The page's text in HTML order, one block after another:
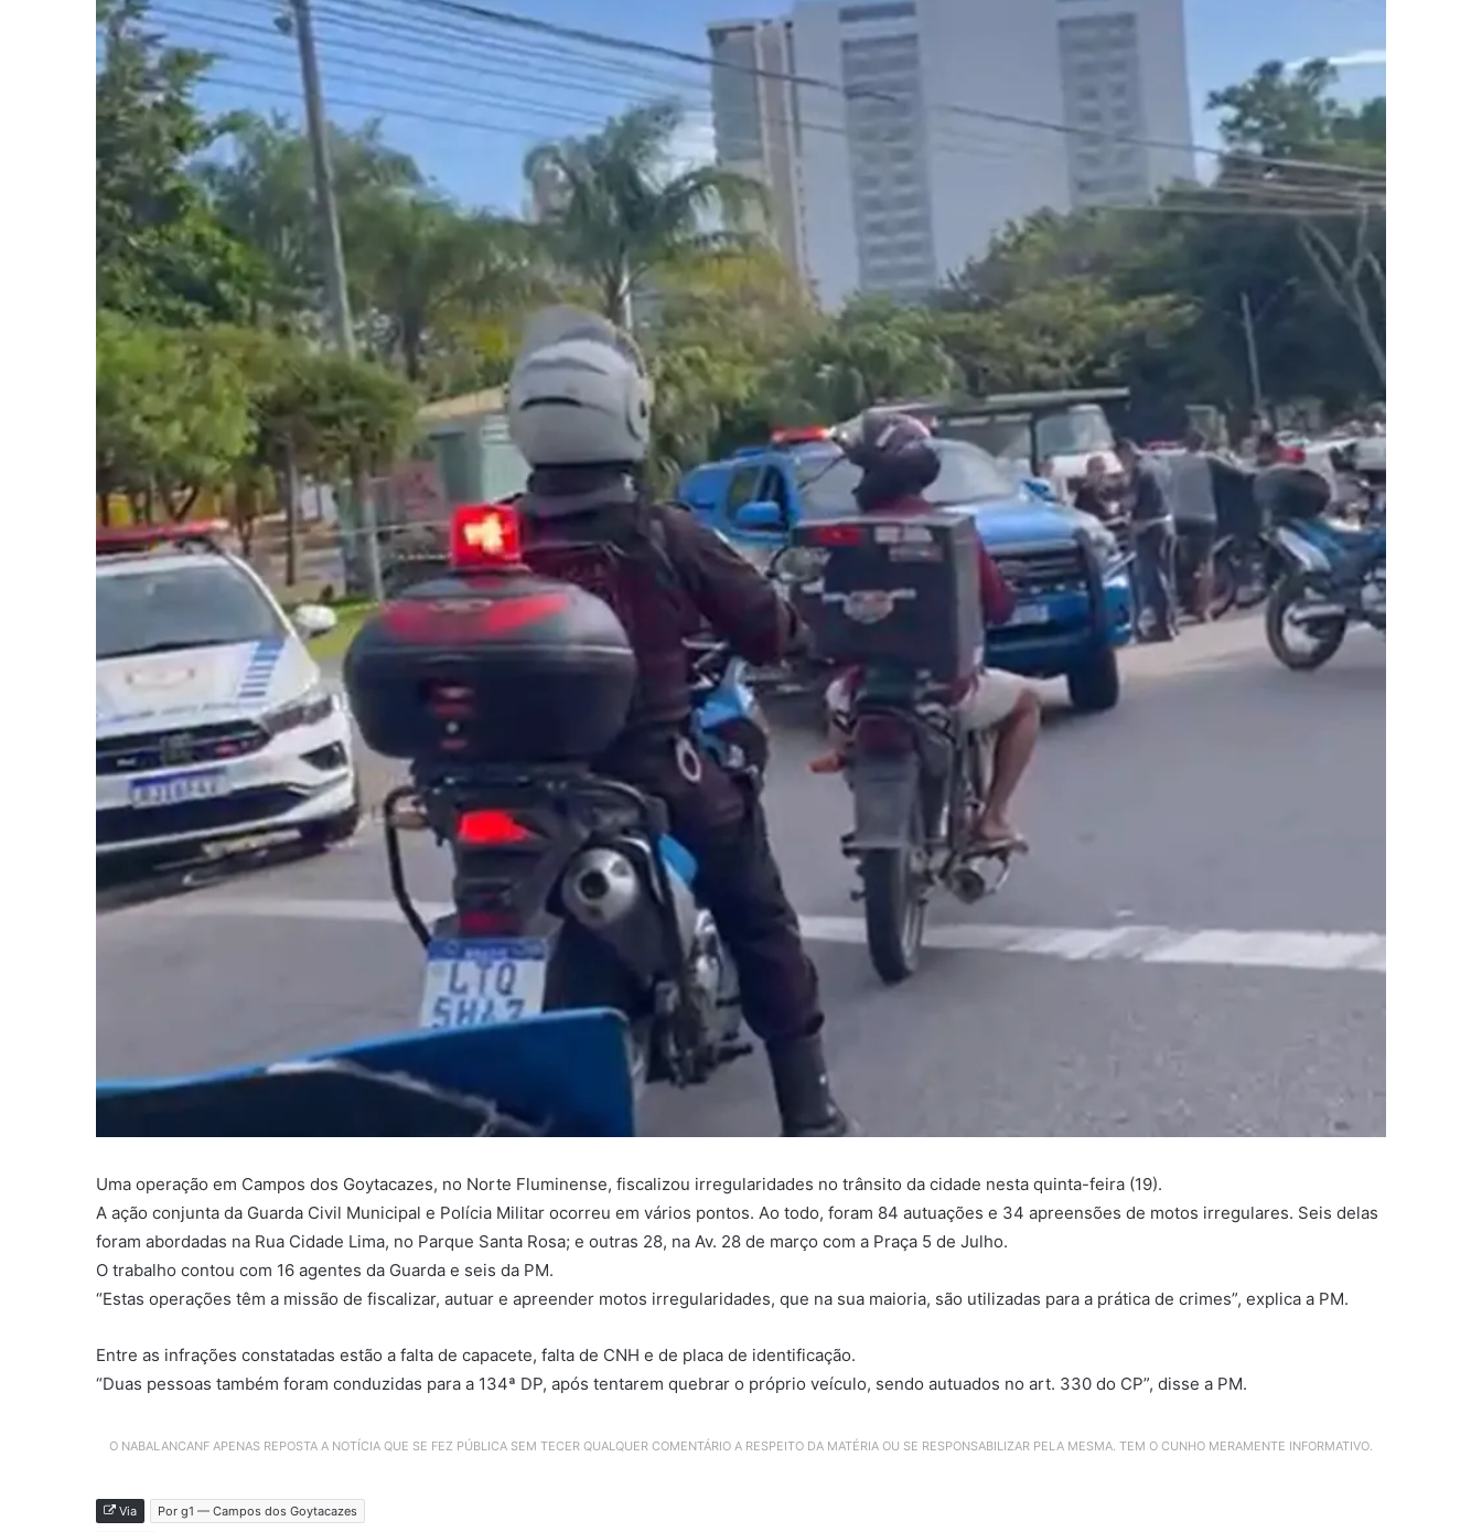
Uma operação em Campos dos Goytacazes, no Norte Fluminense, fiscalizou irregularidades no trânsito da cidade nesta quinta-feira (19).
A ação conjunta da Guarda Civil Municipal e Polícia Militar ocorreu em vários pontos. Ao todo, foram 84 autuações e 34 apreensões de motos irregulares. Seis delas
foram abordadas na Rua Cidade Lima, no Parque Santa Rosa; e outras 28, na Av. 28 de março com a Praça 5 de Julho.
O trabalho contou com 16 agentes da Guarda e seis da PM.
“Estas operações têm a missão de fiscalizar, autuar e apreender motos irregularidades, que na sua maioria, são utilizadas para a prática de crimes”, explica a PM.
Entre as infrações constatadas estão a falta de capacete, falta de CNH e de placa de identificação.
“Duas pessoas também foram conduzidas para a 134ª DP, após tentarem quebrar o próprio veículo, sendo autuados no art. 330 do CP”, disse a PM.
O NABALANCANF APENAS REPOSTA A NOTÍCIA QUE SE FEZ PÚBLICA SEM TECER QUALQUER COMENTÁRIO A RESPEITO DA MATÉRIA OU SE RESPONSABILIZAR PELA MESMA. TEM O CUNHO MERAMENTE INFORMATIVO.
Via Por g1 — Campos dos Goytacazes